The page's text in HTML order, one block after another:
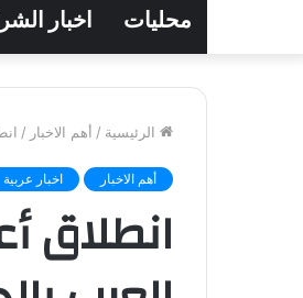
محليات اخبار
الرئيسية / أهم الاخبار /
أهم الاخبار اخبار عربية
انطلاق